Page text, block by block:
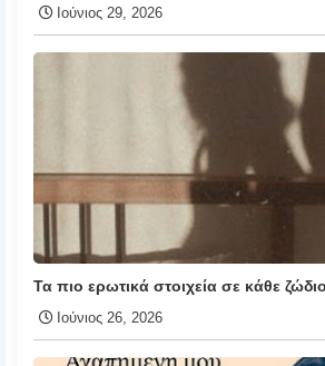
Ιούνιος 29, 2026
Τα πιο ερωτικά στοιχεία σε κάθε ζώδιο
Ιούνιος 26, 2026